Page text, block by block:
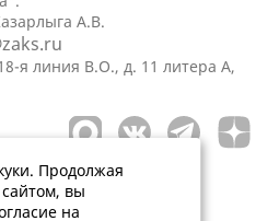
А.В.
я линия В.О., д. 11 литера А,
Продолжая
вы
на